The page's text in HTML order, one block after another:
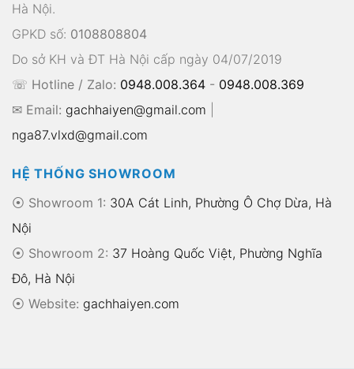
Hà Nội.
GPKD số: 0108808804
Do sở KH và ĐT Hà Nội cấp ngày 04/07/2019
☏ Hotline / Zalo: 0948.008.364 - 0948.008.369
✉ Email: gachhaiyen@gmail.com
nga87.vlxd@gmail.com
HỆ THỐNG SHOWROOM
⦿ Showroom 1: 30A Cát Linh, Phường Ô Chợ Dừa, Hà
Nội
⦿ Showroom 2: 37 Hoàng Quốc Việt, Phường Nghĩa
Đô, Hà Nội
⦿ Website: gachhaiyen.com